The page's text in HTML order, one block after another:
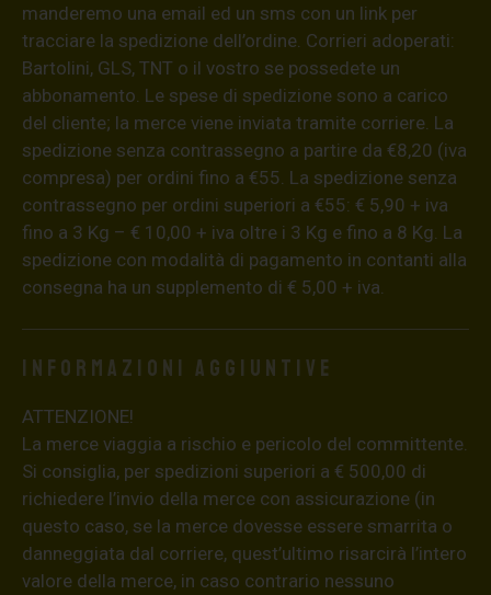
manderemo una email ed un sms con un link per
tracciare la spedizione dell’ordine. Corrieri adoperati:
Bartolini, GLS, TNT o il vostro se possedete un
abbonamento. Le spese di spedizione sono a carico
del cliente; la merce viene inviata tramite corriere. La
spedizione senza contrassegno a partire da €8,20 (iva
compresa) per ordini fino a €55. La spedizione senza
contrassegno per ordini superiori a €55: € 5,90 + iva
fino a 3 Kg – € 10,00 + iva oltre i 3 Kg e fino a 8 Kg. La
spedizione con modalità di pagamento in contanti alla
consegna ha un supplemento di € 5,00 + iva.
Informazioni aggiuntive
ATTENZIONE!
La merce viaggia a rischio e pericolo del committente.
Si consiglia, per spedizioni superiori a € 500,00 di
richiedere l’invio della merce con assicurazione (in
questo caso, se la merce dovesse essere smarrita o
danneggiata dal corriere, quest’ultimo risarcirà l’intero
valore della merce, in caso contrario nessuno